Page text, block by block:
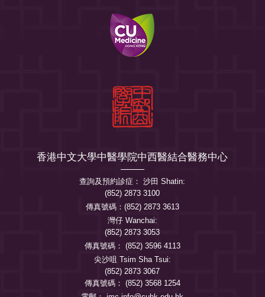
香港中文大學中醫學院中西醫結合醫務中心
查詢及預約診症： 沙田 Shatin:
(852) 2873 3100
傳真號碼：(852) 2873 3613
灣仔 Wanchai:
(852) 2873 3053
傳真號碼： (852) 3596 4113
尖沙咀 Tsim Sha Tsui:
(852) 2873 3067
傳真號碼： (852) 3568 1254